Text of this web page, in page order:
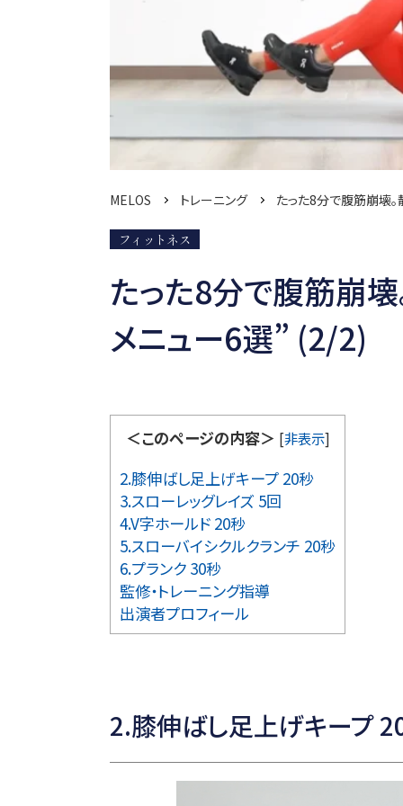
MELOS トレーニング たった8分で腹筋崩壊
フィットネス
たった8分で腹筋崩
メニュー6選” (2/2)
＜このページの内容＞ [非表示]
2.膝伸ばし足上げキープ 20秒
3.スローレッグレイズ 5回
4.V字ホールド 20秒
5.スローバイシクルクランチ 20秒
6.プランク 30秒
監修・トレーニング指導
出演者プロフィール
2.膝伸ばし足上げキープ